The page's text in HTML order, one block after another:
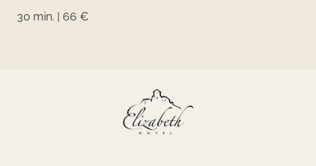
30 min. | 66 €